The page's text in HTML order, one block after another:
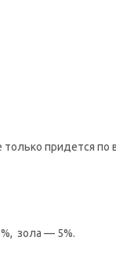
придется по
зола — 5%.